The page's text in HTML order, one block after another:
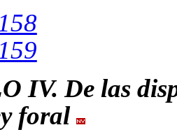
IV. De las
foral